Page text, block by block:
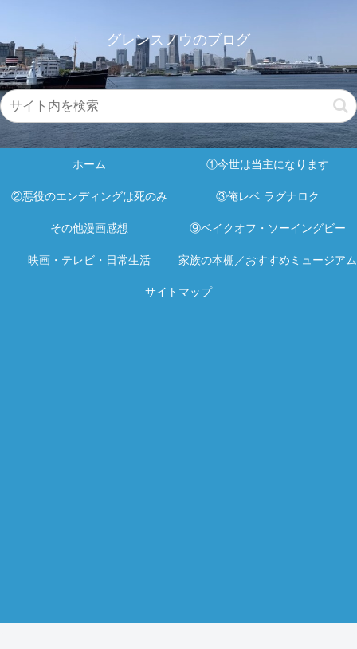
グレンスノウのブログ
ホーム ①今世は当主になります
②悪役のエンディングは死のみ ③俺レベ ラグナロク
その他漫画感想 ⑨ベイクオフ・ソーイングビー
映画・テレビ・日常生活 家族の本棚／おすすめミュージアム
サイトマップ